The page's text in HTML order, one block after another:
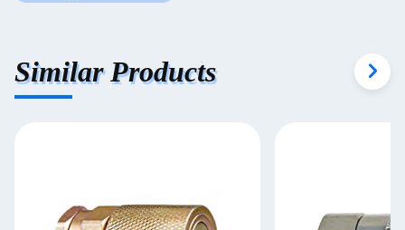
Similar Products